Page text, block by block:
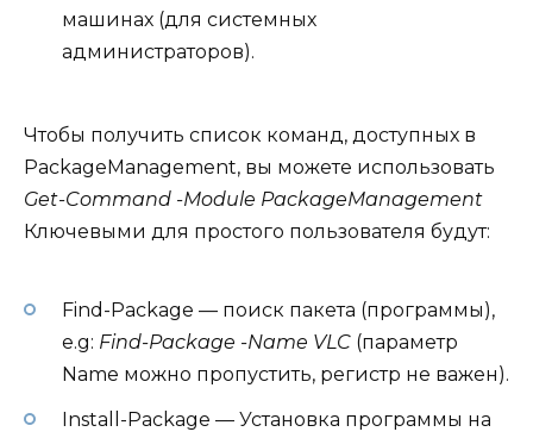
машинах (для системных
администраторов).
Чтобы получить список команд, доступных в
PackageManagement, вы можете использовать
Get-Command -Module PackageManagement
Ключевыми для простого пользователя будут:
Find-Package — поиск пакета (программы),
e.g: Find-Package -Name VLC (параметр
Name можно пропустить, регистр не важен).
Install-Package — Установка программы на